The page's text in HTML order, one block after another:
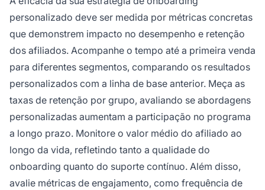
personalizado deve ser medida por métricas concretas
que demonstrem impacto no desempenho e retenção
dos afiliados. Acompanhe o tempo até a primeira venda
para diferentes segmentos, comparando os resultados
personalizados com a linha de base anterior. Meça as
taxas de retenção por grupo, avaliando se abordagens
personalizadas aumentam a participação no programa
a longo prazo. Monitore o valor médio do afiliado ao
longo da vida, refletindo tanto a qualidade do
onboarding quanto do suporte contínuo. Além disso,
avalie métricas de engajamento, como frequência de